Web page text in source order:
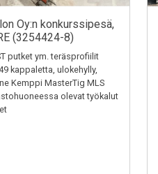
Oy:n konkurssipesä,
(3254424-8)
putket ym. teräsprofiilit
kappaletta, ulokehylly,
Kemppi MasterTig MLS
olevat työkalut